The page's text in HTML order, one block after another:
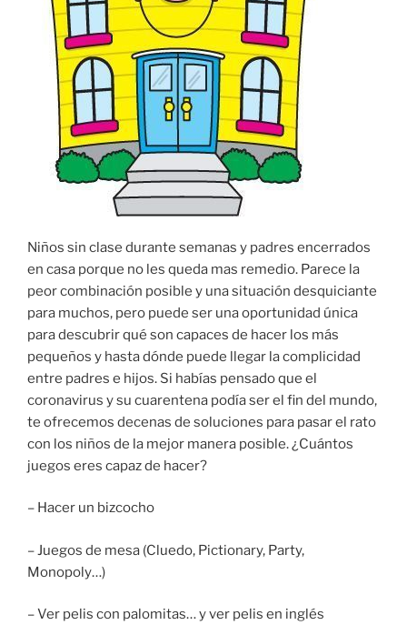
Niños sin clase durante semanas y padres encerrados
en casa porque no les queda mas remedio. Parece la
peor combinación posible y una situación desquiciante
para muchos, pero puede ser una oportunidad única
para descubrir qué son capaces de hacer los más
pequeños y hasta dónde puede llegar la complicidad
entre padres e hijos. Si habías pensado que el
coronavirus y su cuarentena podía ser el fin del mundo,
te ofrecemos decenas de soluciones para pasar el rato
con los niños de la mejor manera posible. ¿Cuántos
juegos eres capaz de hacer?
– Hacer un bizcocho
– Juegos de mesa (Cluedo, Pictionary, Party,
Monopoly…)
– Ver pelis con palomitas… y ver pelis en inglés